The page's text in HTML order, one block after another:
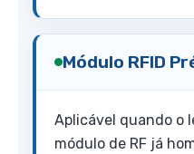
Módulo RFID
Aplicável quando o
módulo de RF já